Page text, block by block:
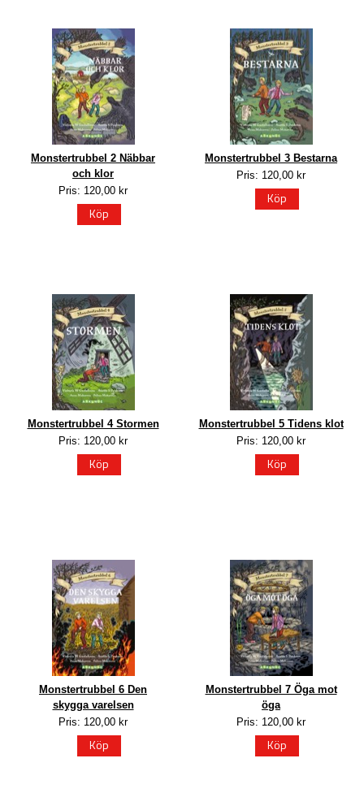
Monstertrubbel 2 Näbbar
och klor
Pris: 120,00 kr
Köp
Monstertrubbel 3 Bestarna
Pris: 120,00 kr
Köp
Monstertrubbel 4 Stormen
Pris: 120,00 kr
Köp
Monstertrubbel 5 Tidens klot
Pris: 120,00 kr
Köp
Monstertrubbel 6 Den
skygga varelsen
Pris: 120,00 kr
Köp
Monstertrubbel 7 Öga mot
öga
Pris: 120,00 kr
Köp